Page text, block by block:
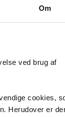
Om
ved brug af
cookies,
Herudover er
mm